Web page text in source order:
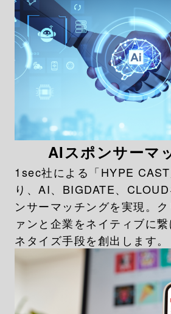
AIスポンサーマ
1sec社による「HYPE
り、AI、BIGDATE、
ンサーマッチングを実現。
ァンと企業をネイティブに
ネタイズ手段を創出します。